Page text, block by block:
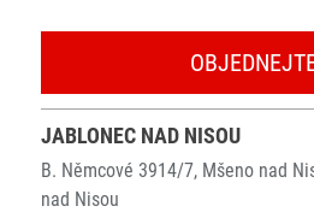
JABLONEC NAD NISOU
B. Němcové 3914/7, Mšeno nad
nad Nisou